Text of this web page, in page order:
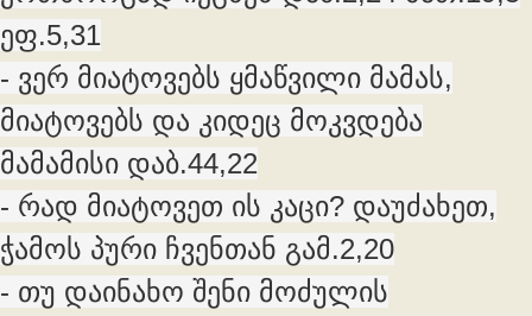
ეფ.5,31
- ვერ მიატოვებს ყმაწვილი მამას,
მიატოვებს და კიდეც მოკვდება
მამამისი დაბ.44,22
- რად მიატოვეთ ის კაცი? დაუძახეთ,
ჭამოს პური ჩვენთან გამ.2,20
- თუ დაინახო შენი მოძულის